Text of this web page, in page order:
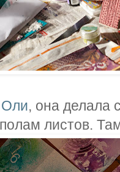
Оли, она делала
листов.